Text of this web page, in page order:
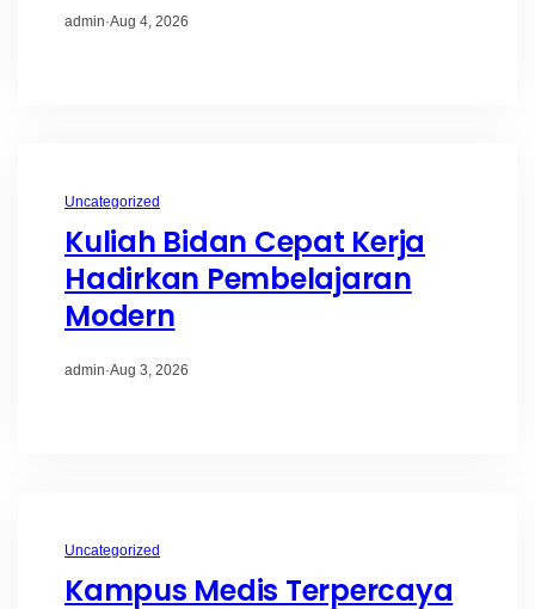
admin·Aug 4, 2026
Uncategorized
Kuliah Bidan Cepat Kerja
Hadirkan Pembelajaran
Modern
admin·Aug 3, 2026
Uncategorized
Kampus Medis Terpercaya